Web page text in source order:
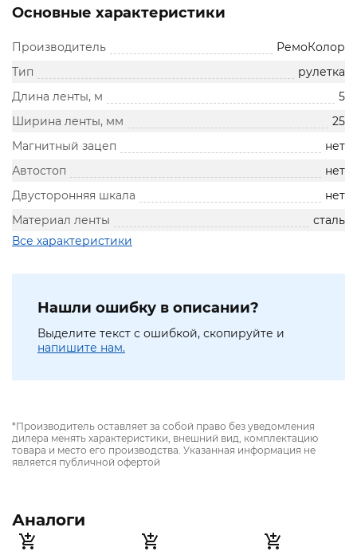
Основные характеристики
Производитель
РемоКолор
Тип
рулетка
Длина ленты, м
5
Ширина ленты, мм
25
Магнитный зацеп
нет
Автостоп
нет
Двусторонняя шкала
нет
Материал ленты
сталь
Все характеристики
Нашли ошибку в описании?
Выделите текст с ошибкой, скопируйте и
напишите нам.
*Производитель оставляет за собой право без уведомления
дилера менять характеристики, внешний вид, комплектацию
товара и место его производства. Указанная информация не
является публичной офертой
Аналоги